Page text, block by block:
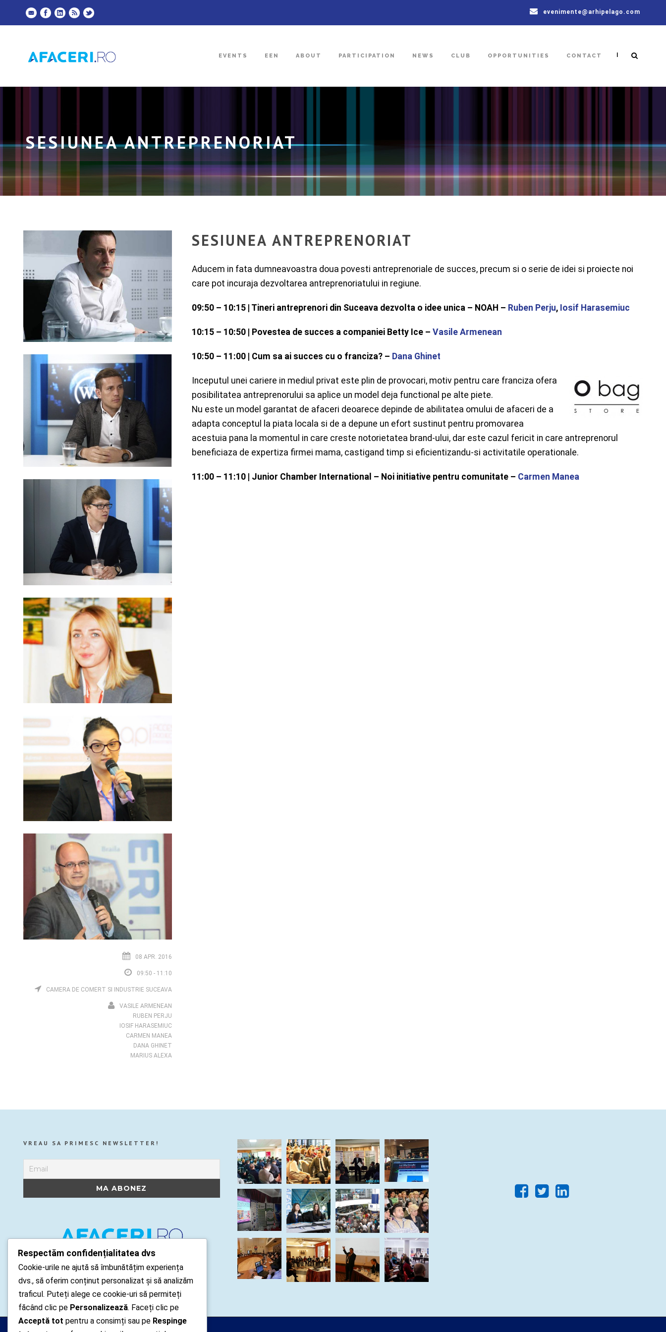
evenimente@arhipelago.com
EVENTS EEN ABOUT PARTICIPATION NEWS CLUB OPPORTUNITIES CONTACT |
SESIUNEA ANTREPRENORIAT
08 APR. 2016
09:50 - 11:10
CAMERA DE COMERT SI INDUSTRIE SUCEAVA
VASILE ARMENEAN
RUBEN PERJU
IOSIF HARASEMIUC
CARMEN MANEA
DANA GHINET
MARIUS ALEXA
SESIUNEA ANTREPRENORIAT
Aducem in fata dumneavoastra doua povesti antreprenoriale de succes, precum si o serie de idei si proiecte noi
care pot incuraja dezvoltarea antreprenoriatului in regiune.
09:50 – 10:15 | Tineri antreprenori din Suceava dezvolta o idee unica – NOAH – Ruben Perju, Iosif Harasemiuc
10:15 – 10:50 | Povestea de succes a companiei Betty Ice – Vasile Armenean
10:50 – 11:00 | Cum sa ai succes cu o franciza? – Dana Ghinet
Inceputul unei cariere in mediul privat este plin de provocari, motiv pentru care franciza ofera
posibilitatea antreprenorului sa aplice un model deja functional pe alte piete.
Nu este un model garantat de afaceri deoarece depinde de abilitatea omului de afaceri de a
adapta conceptul la piata locala si de a depune un efort sustinut pentru promovarea
acestuia pana la momentul in care creste notorietatea brand-ului, dar este cazul fericit in care antreprenorul
beneficiaza de expertiza firmei mama, castigand timp si eficientizandu-si activitatile operationale.
11:00 – 11:10 | Junior Chamber International – Noi initiative pentru comunitate – Carmen Manea
VREAU SA PRIMESC NEWSLETTER!
Respectăm confidențialitatea dvs
Cookie-urile ne ajută să îmbunătățim experiența
dvs., să oferim conținut personalizat și să analizăm
traficul. Puteți alege ce cookie-uri să permiteți
făcând clic pe Personalizează. Faceți clic pe
Acceptă tot pentru a consimți sau pe Respinge